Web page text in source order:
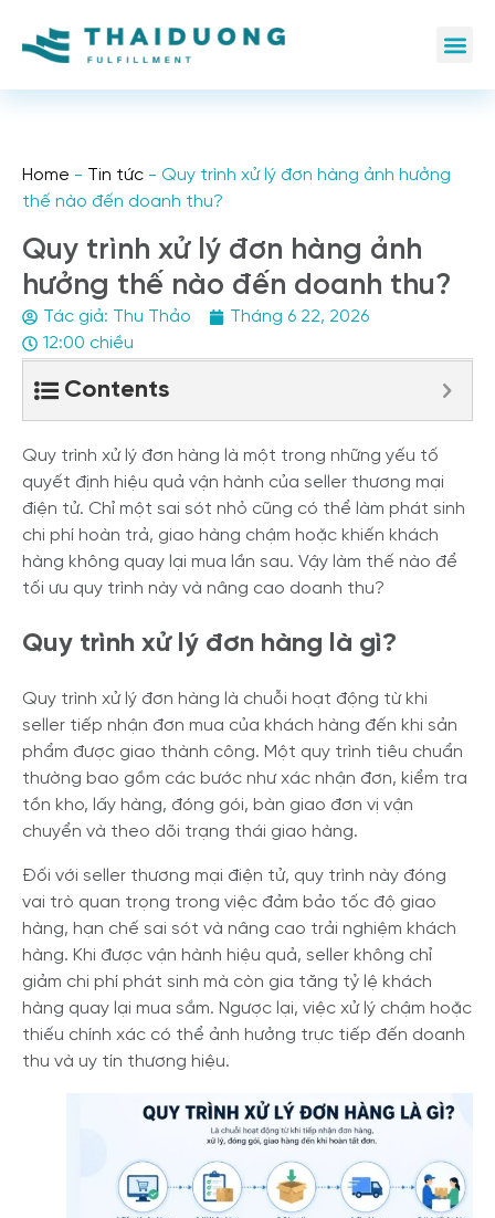
Home - Tin tức - Quy trình xử lý đơn hàng ảnh hưởng
thế nào đến doanh thu?
Quy trình xử lý đơn hàng ảnh
hưởng thế nào đến doanh thu?
Tác giả: Thu Thảo
Tháng 6 22, 2026
12:00 chiều
Contents
Quy trình xử lý đơn hàng là một trong những yếu tố
quyết định hiệu quả vận hành của seller thương mại
điện tử. Chỉ một sai sót nhỏ cũng có thể làm phát sinh
chi phí hoàn trả, giao hàng chậm hoặc khiến khách
hàng không quay lại mua lần sau. Vậy làm thế nào để
tối ưu quy trình này và nâng cao doanh thu?
Quy trình xử lý đơn hàng là gì?
Quy trình xử lý đơn hàng là chuỗi hoạt động từ khi
seller tiếp nhận đơn mua của khách hàng đến khi sản
phẩm được giao thành công. Một quy trình tiêu chuẩn
thường bao gồm các bước như xác nhận đơn, kiểm tra
tồn kho, lấy hàng, đóng gói, bàn giao đơn vị vận
chuyển và theo dõi trạng thái giao hàng.
Đối với seller thương mại điện tử, quy trình này đóng
vai trò quan trọng trong việc đảm bảo tốc độ giao
hàng, hạn chế sai sót và nâng cao trải nghiệm khách
hàng. Khi được vận hành hiệu quả, seller không chỉ
giảm chi phí phát sinh mà còn gia tăng tỷ lệ khách
hàng quay lại mua sắm. Ngược lại, việc xử lý chậm hoặc
thiếu chính xác có thể ảnh hưởng trực tiếp đến doanh
thu và uy tín thương hiệu.